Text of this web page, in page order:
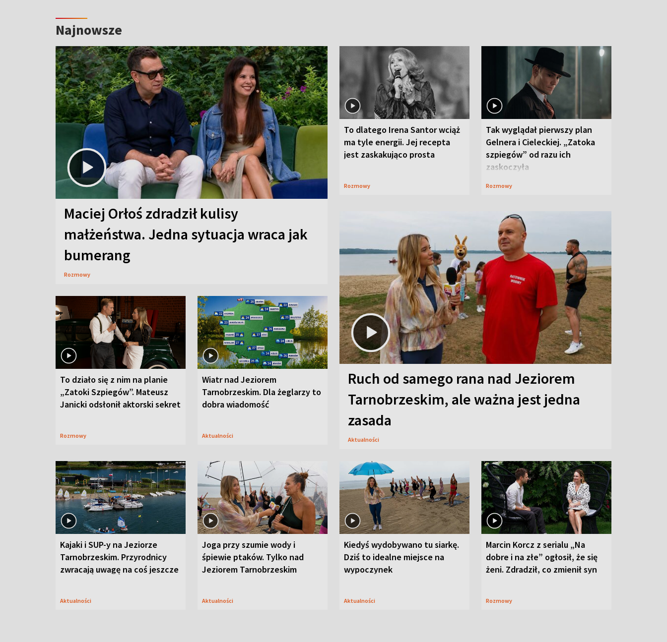
Najnowsze
Maciej Orłoś zdradził kulisy
małżeństwa. Jedna sytuacja wraca jak
bumerang
Rozmowy
To dlatego Irena Santor wciąż
ma tyle energii. Jej recepta
jest zaskakująco prosta
Rozmowy
Tak wyglądał pierwszy plan
Gelnera i Cieleckiej. „Zatoka
szpiegów” od razu ich
zaskoczyła
Rozmowy
To działo się z nim na planie
„Zatoki Szpiegów”. Mateusz
Janicki odsłonił aktorski sekret
Rozmowy
Wiatr nad Jeziorem
Tarnobrzeskim. Dla żeglarzy to
dobra wiadomość
Aktualności
Ruch od samego rana nad Jeziorem
Tarnobrzeskim, ale ważna jest jedna
zasada
Aktualności
Kajaki i SUP-y na Jeziorze
Tarnobrzeskim. Przyrodnicy
zwracają uwagę na coś jeszcze
Aktualności
Joga przy szumie wody i
śpiewie ptaków. Tylko nad
Jeziorem Tarnobrzeskim
Aktualności
Kiedyś wydobywano tu siarkę.
Dziś to idealne miejsce na
wypoczynek
Aktualności
Marcin Korcz z serialu „Na
dobre i na złe” ogłosił, że się
żeni. Zdradził, co zmienił syn
Rozmowy